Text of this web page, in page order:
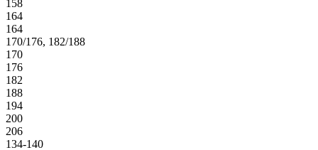
158
164
164
170/176, 182/188
170
176
182
188
194
200
206
134-140